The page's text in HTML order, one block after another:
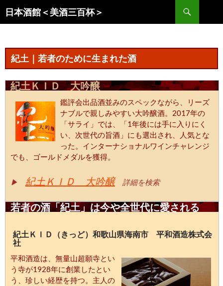
ン
キ
日本酒館＜美酒三百杯＞
索
紀土｜若者のために生まれた酒
紀土ＫＩＤ 大吟醸
鑑評会出品酒並みのスペックながら、リーズ
ナブルで親しみやすい大吟醸酒。2017年の
「サライ」では、「1年後には手に入りにく
い、次世代の旨酒」にも選出され、人気とな
った。インターナショナルワインチャレンジ
でも、ゴールドメダルを獲得。
▶ 紀土ＫＩＤ 大吟醸詳細を検索
若者の酒「紀土」は今や全世代に愛される
紀土ＫＩＤ（きっど）和歌山県海南市 平和酒造株式会
社
平和酒造は、無量山超願寺とい
う寺が1928年に創業したとい
う、珍しい経歴を持つ。主人の